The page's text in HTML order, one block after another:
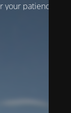
patience!